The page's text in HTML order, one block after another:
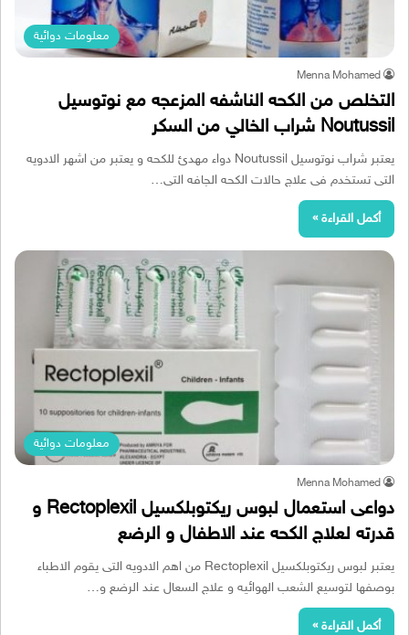
معلومات دوائية
Menna Mohamed
التخلص من الكحه الناشفه المزعجه مع نوتوسيل
Noutussil شراب الخالي من السكر
يعتبر شراب نوتوسيل Noutussil دواء مهدئ للكحه و يعتبر من اشهر الادويه
التى تستخدم فى علاج حالات الكحه الجافه التى…
أكمل القراءة »
معلومات دوائية
Menna Mohamed
دواعى استعمال لبوس ريكتوبلكسيل Rectoplexil و
قدرته لعلاج الكحه عند الاطفال و الرضع
يعتبر لبوس ريكتوبلكسيل Rectoplexil من اهم الادويه التى يقوم الاطباء
بوصفها لتوسيع الشعب الهوائيه و علاج السعال عند الرضع و…
أكمل القراءة »